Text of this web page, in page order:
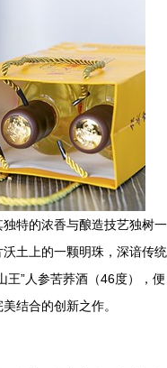
特的浓香与酿造技艺独树一
土上的一颗明珠，深谙传统
王”人参苦荞酒（46度），便
结合的创新之作。